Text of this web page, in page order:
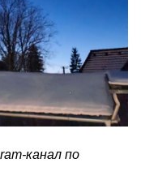
канал по